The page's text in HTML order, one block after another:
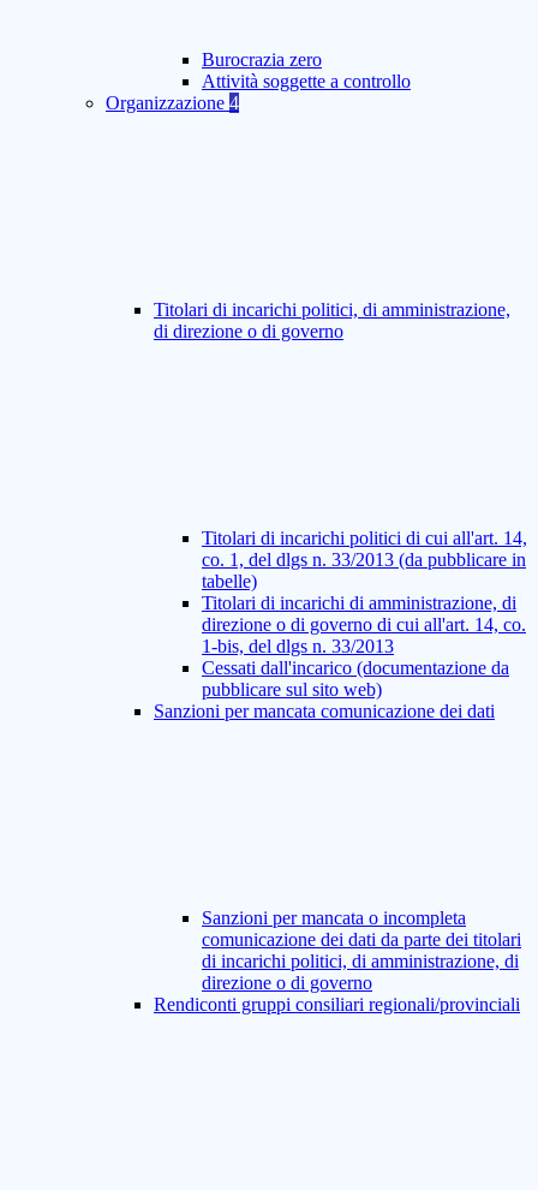
Burocrazia zero
Attività soggette a controllo
Organizzazione 4
Titolari di incarichi politici, di amministrazione,
di direzione o di governo
Titolari di incarichi politici di cui all'art. 14,
co. 1, del dlgs n. 33/2013 (da pubblicare in
tabelle)
Titolari di incarichi di amministrazione, di
direzione o di governo di cui all'art. 14, co.
1-bis, del dlgs n. 33/2013
Cessati dall'incarico (documentazione da
pubblicare sul sito web)
Sanzioni per mancata comunicazione dei dati
Sanzioni per mancata o incompleta
comunicazione dei dati da parte dei titolari
di incarichi politici, di amministrazione, di
direzione o di governo
Rendiconti gruppi consiliari regionali/provinciali